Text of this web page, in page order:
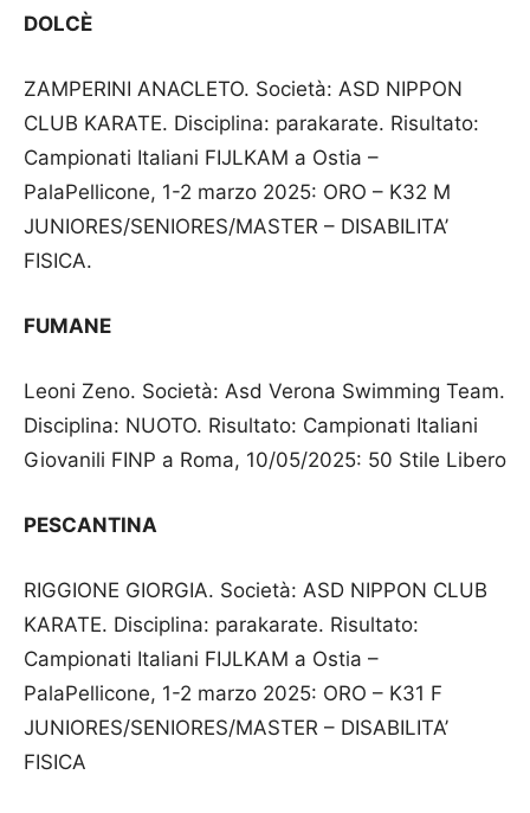
DOLCÈ
ZAMPERINI ANACLETO. Società: ASD NIPPON
CLUB KARATE. Disciplina: parakarate. Risultato:
Campionati Italiani FIJLKAM a Ostia –
PalaPellicone, 1-2 marzo 2025: ORO – K32 M
JUNIORES/SENIORES/MASTER – DISABILITA’
FISICA.
FUMANE
Leoni Zeno. Società: Asd Verona Swimming Team.
Disciplina: NUOTO. Risultato: Campionati Italiani
Giovanili FINP a Roma, 10/05/2025: 50 Stile Libero
PESCANTINA
RIGGIONE GIORGIA. Società: ASD NIPPON CLUB
KARATE. Disciplina: parakarate. Risultato:
Campionati Italiani FIJLKAM a Ostia –
PalaPellicone, 1-2 marzo 2025: ORO – K31 F
JUNIORES/SENIORES/MASTER – DISABILITA’
FISICA